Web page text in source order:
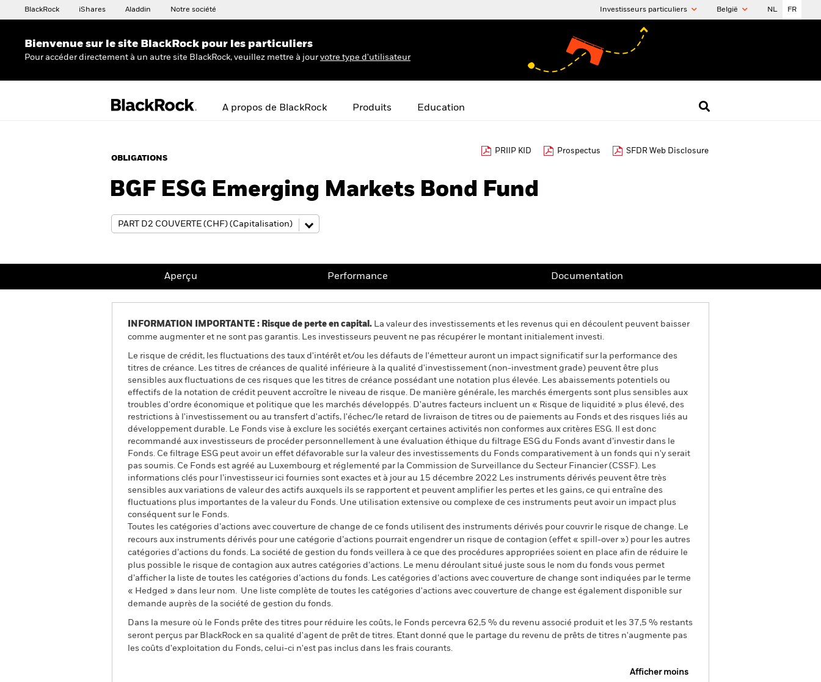
BlackRock iShares Aladdin Notre société Investisseurs particuliers België NL FR
Bienvenue sur le site BlackRock pour les particuliers
Pour accéder directement à un autre site BlackRock, veuillez mettre à jour votre type d'utilisateur
A propos de BlackRock Produits Education
OBLIGATIONS
PRIIP KID Prospectus SFDR Web Disclosure
BGF ESG Emerging Markets Bond Fund
Aperçu Performance Documentation
INFORMATION IMPORTANTE : Risque de perte en capital. La valeur des investissements et les revenus qui en découlent peuvent baisser
comme augmenter et ne sont pas garantis. Les investisseurs peuvent ne pas récupérer le montant initialement investi.
Le risque de crédit, les fluctuations des taux d'intérêt et/ou les défauts de l'émetteur auront un impact significatif sur la performance des
titres de créance. Les titres de créances de qualité inférieure à la qualité d'investissement (non-investment grade) peuvent être plus
sensibles aux fluctuations de ces risques que les titres de créance possédant une notation plus élevée. Les abaissements potentiels ou
effectifs de la notation de crédit peuvent accroître le niveau de risque. De manière générale, les marchés émergents sont plus sensibles aux
troubles d'ordre économique et politique que les marchés développés. D'autres facteurs incluent un « Risque de liquidité » plus élevé, des
restrictions à l'investissement ou au transfert d'actifs, l'échec/le retard de livraison de titres ou de paiements au Fonds et des risques liés au
développement durable. Le Fonds vise à exclure les sociétés exerçant certaines activités non conformes aux critères ESG. Il est donc
recommandé aux investisseurs de procéder personnellement à une évaluation éthique du filtrage ESG du Fonds avant d’investir dans le
Fonds. Ce filtrage ESG peut avoir un effet défavorable sur la valeur des investissements du Fonds comparativement à un fonds qui n'y serait
pas soumis. Ce Fonds est agréé au Luxembourg et réglementé par la Commission de Surveillance du Secteur Financier (CSSF). Les
informations clés pour l’investisseur ici fournies sont exactes et à jour au 15 décembre 2022 Les instruments dérivés peuvent être très
sensibles aux variations de valeur des actifs auxquels ils se rapportent et peuvent amplifier les pertes et les gains, ce qui entraîne des
fluctuations plus importantes de la valeur du Fonds. Une utilisation extensive ou complexe de ces instruments peut avoir un impact plus
conséquent sur le Fonds.
Toutes les catégories d’actions avec couverture de change de ce fonds utilisent des instruments dérivés pour couvrir le risque de change. Le
recours aux instruments dérivés pour une catégorie d’actions pourrait engendrer un risque de contagion (effet « spill-over ») pour les autres
catégories d’actions du fonds. La société de gestion du fonds veillera à ce que des procédures appropriées soient en place afin de réduire le
plus possible le risque de contagion aux autres catégories d’actions. Le menu déroulant situé juste sous le nom du fonds vous permet
d’afficher la liste de toutes les catégories d’actions du fonds. Les catégories d’actions avec couverture de change sont indiquées par le terme
« Hedged » dans leur nom. Une liste complète de toutes les catégories d'actions avec couverture de change est également disponible sur
demande auprès de la société de gestion du fonds.
Dans la mesure où le Fonds prête des titres pour réduire les coûts, le Fonds percevra 62,5 % du revenu associé produit et les 37,5 % restants
seront perçus par BlackRock en sa qualité d'agent de prêt de titres. Etant donné que le partage du revenu de prêts de titres n'augmente pas
les coûts d'exploitation du Fonds, celui-ci n'est pas inclus dans les frais courants.
Afficher moins